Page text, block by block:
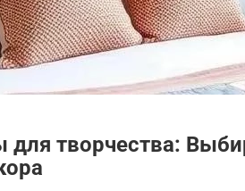
для творчества: